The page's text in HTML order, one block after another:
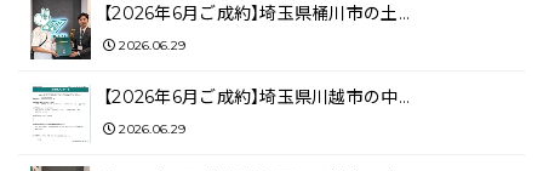
【2026年6月ご成約】埼玉県桶川市の土…
2026.06.29
【2026年6月ご成約】埼玉県川越市の中…
2026.06.29